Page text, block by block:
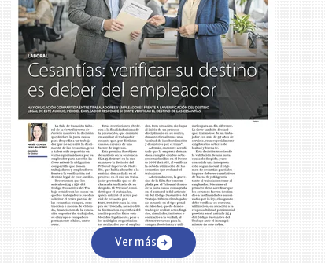
Ver más